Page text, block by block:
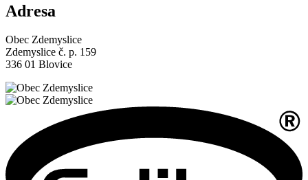
Adresa
Obec Zdemyslice
Zdemyslice č. p. 159
336 01 Blovice